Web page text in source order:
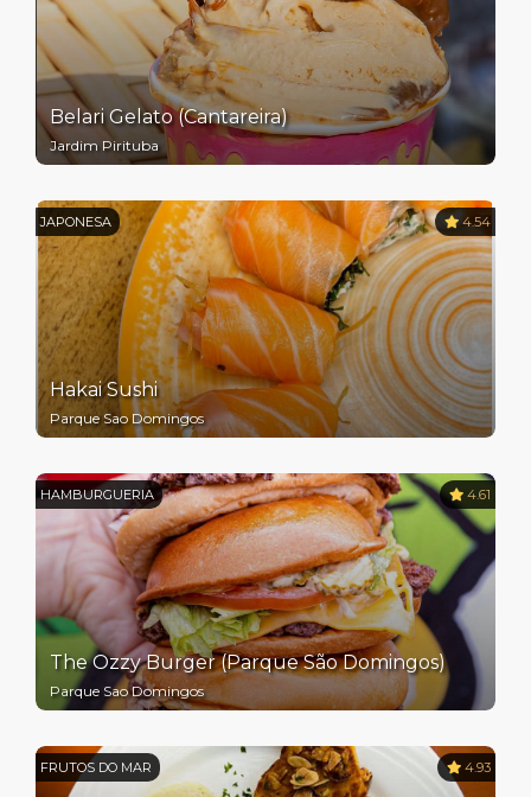
Belari Gelato (Cantareira)
Jardim Pirituba
JAPONESA 4.54
Hakai Sushi
Parque Sao Domingos
HAMBURGUERIA 4.61
The Ozzy Burger (Parque São Domingos)
Parque Sao Domingos
FRUTOS DO MAR 4.93